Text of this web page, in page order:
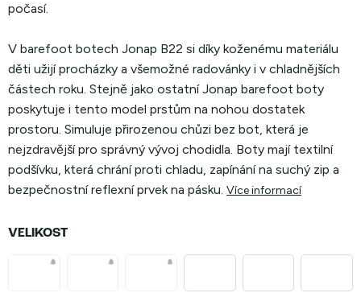
počasí.
V barefoot botech Jonap B22 si díky koženému materiálu
děti užijí procházky a všemožné radovánky i v chladnějších
částech roku. Stejně jako ostatní Jonap barefoot boty
poskytuje i tento model prstům na nohou dostatek
prostoru. Simuluje přirozenou chůzi bez bot, která je
nejzdravější pro správný vývoj chodidla. Boty mají textilní
podšívku, která chrání proti chladu, zapínání na suchý zip a
bezpečnostní reflexní prvek na pásku. Více informací
VELIKOST